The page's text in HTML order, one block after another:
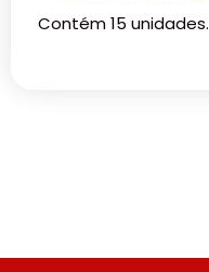
Contém 15 unidades.